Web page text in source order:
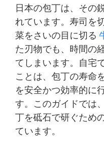
日本の包丁は、その
れています。寿司を
菜をさいの目に切る
た刃物でも、時間の
てしまいます。自宅
ことは、包丁の寿命
を安全かつ効率的に
す。このガイドでは
丁を砥石で研ぐため
ています。